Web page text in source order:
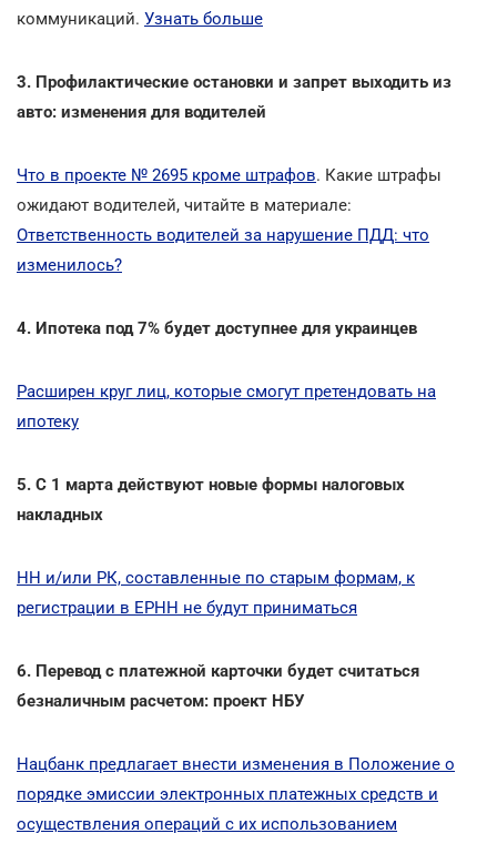
коммуникаций. Узнать больше
3. Профилактические остановки и запрет выходить из
авто: изменения для водителей
Что в проекте № 2695 кроме штрафов. Какие штрафы
ожидают водителей, читайте в материале:
Ответственность водителей за нарушение ПДД: что
изменилось?
4. Ипотека под 7% будет доступнее для украинцев
Расширен круг лиц, которые смогут претендовать на
ипотеку
5. С 1 марта действуют новые формы налоговых
накладных
НH и/или РК, составленные по старым формам, к
регистрации в ЕРНН не будут приниматься
6. Перевод с платежной карточки будет считаться
безналичным расчетом: проект НБУ
Нацбанк предлагает внести изменения в Положение о
порядке эмиссии электронных платежных средств и
осуществления операций с их использованием